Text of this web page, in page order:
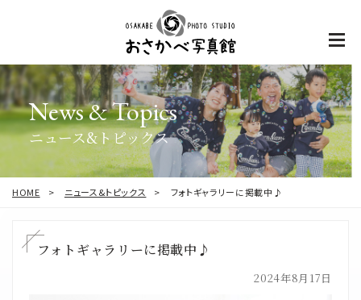
News & Topics
ニュース&トピックス
HOME ニュース&トピックス フォトギャラリーに掲載中♪
フォトギャラリーに掲載中♪
2024年8月17日